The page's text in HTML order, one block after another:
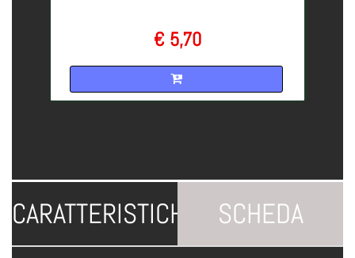
€ 5,70
CARATTERISTICHE
SCHEDA